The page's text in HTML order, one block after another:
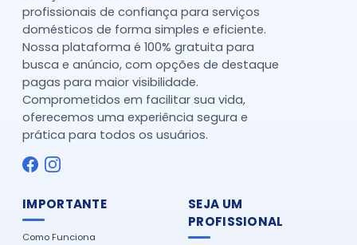
profissionais de confiança para serviços
domésticos de forma simples e eficiente.
Nossa plataforma é 100% gratuita para
busca e anúncio, com opções de destaque
pagas para maior visibilidade.
Comprometidos em facilitar sua vida,
oferecemos uma experiência segura e
prática para todos os usuários.
IMPORTANTE
Como Funciona
SEJA UM
PROFISSIONAL